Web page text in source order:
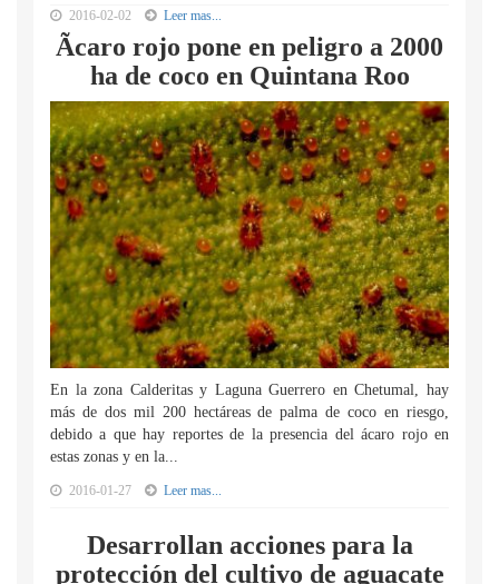
2016-02-02 Leer mas...
Ãcaro rojo pone en peligro a 2000
ha de coco en Quintana Roo
En la zona Calderitas y Laguna Guerrero en Chetumal, hay
más de dos mil 200 hectáreas de palma de coco en riesgo,
debido a que hay reportes de la presencia del ácaro rojo en
estas zonas y en la...
2016-01-27 Leer mas...
Desarrollan acciones para la
protección del cultivo de aguacate